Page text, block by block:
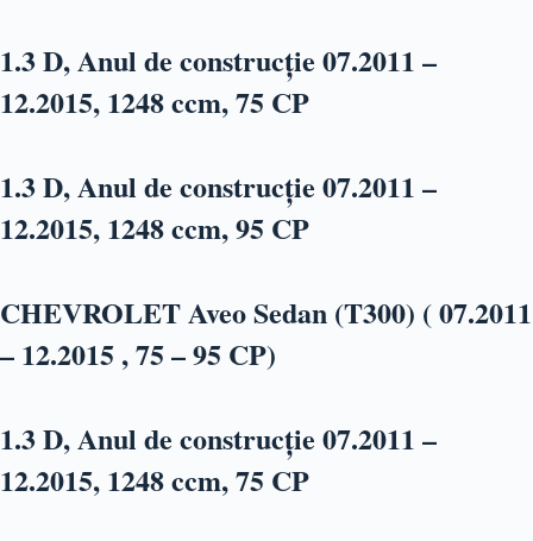
1.3 D, Anul de construcție 07.2011 –
12.2015, 1248 ccm, 75 CP
1.3 D, Anul de construcție 07.2011 –
12.2015, 1248 ccm, 95 CP
CHEVROLET Aveo Sedan (T300) ( 07.2011
– 12.2015 , 75 – 95 CP)
1.3 D, Anul de construcție 07.2011 –
12.2015, 1248 ccm, 75 CP